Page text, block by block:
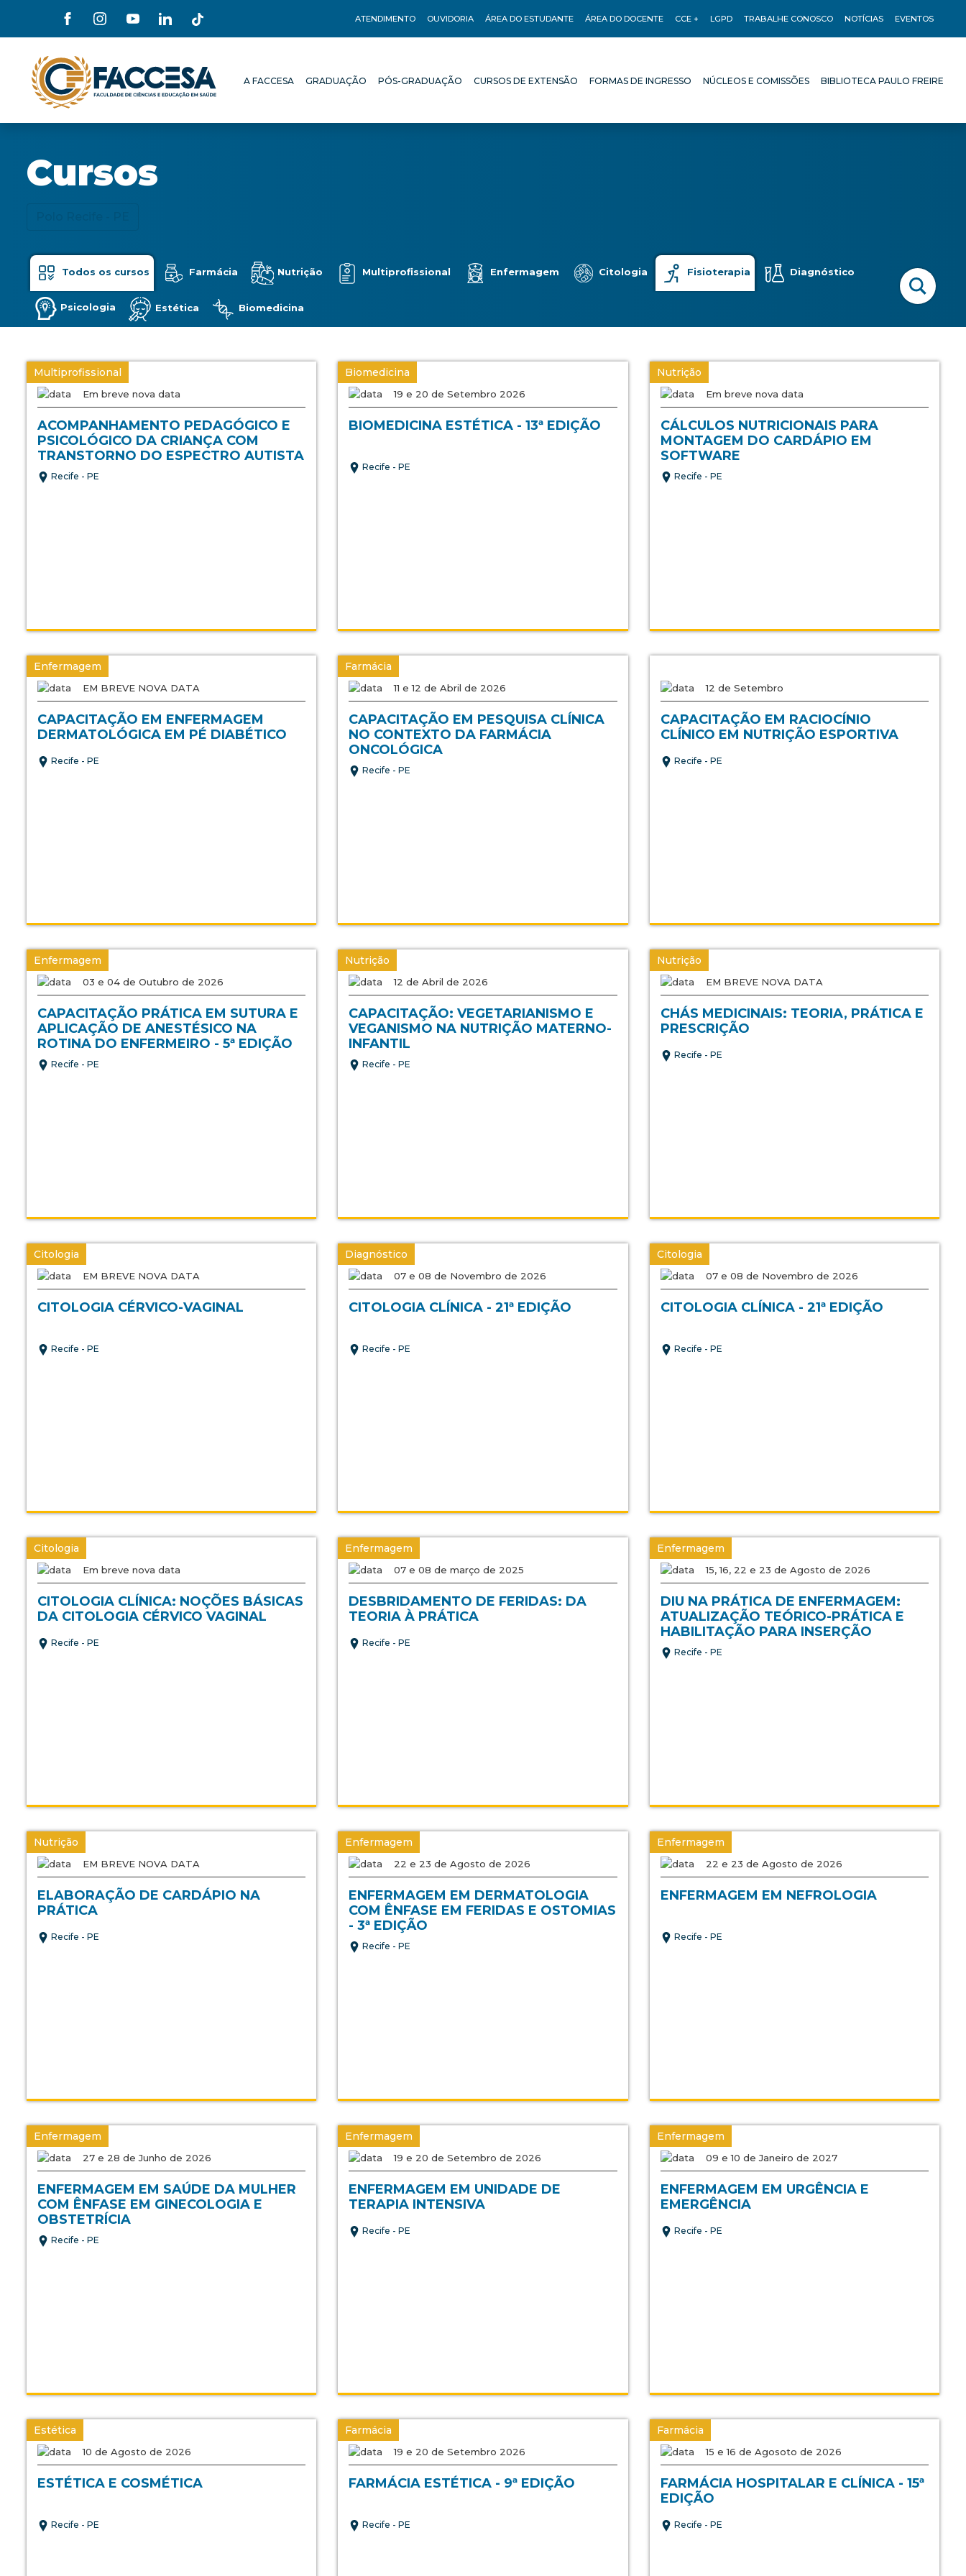
ATENDIMENTO OUVIDORIA ÁREA DO ESTUDANTE ÁREA DO DOCENTE CCE + LGPD TRABALHE CONOSCO NOTÍCIAS EVENTOS
A FACCESA
GRADUAÇÃO
PÓS-GRADUAÇÃO
CURSOS DE EXTENSÃO
FORMAS DE INGRESSO
NÚCLEOS E COMISSÕES
BIBLIOTECA PAULO FREIRE
Cursos
Todos os cursos Farmácia Nutrição Multiprofissional Enfermagem Citologia Fisioterapia Diagnóstico
Psicologia Estética Biomedicina
Multiprofissional
Em breve nova data
ACOMPANHAMENTO PEDAGÓGICO E
PSICOLÓGICO DA CRIANÇA COM
TRANSTORNO DO ESPECTRO AUTISTA
Recife - PE
Biomedicina
19 e 20 de Setembro 2026
BIOMEDICINA ESTÉTICA - 13ª EDIÇÃO
Recife - PE
Nutrição
Em breve nova data
CÁLCULOS NUTRICIONAIS PARA
MONTAGEM DO CARDÁPIO EM
SOFTWARE
Recife - PE
Enfermagem
EM BREVE NOVA DATA
CAPACITAÇÃO EM ENFERMAGEM
DERMATOLÓGICA EM PÉ DIABÉTICO
Recife - PE
Farmácia
11 e 12 de Abril de 2026
CAPACITAÇÃO EM PESQUISA CLÍNICA
NO CONTEXTO DA FARMÁCIA
ONCOLÓGICA
Recife - PE
12 de Setembro
CAPACITAÇÃO EM RACIOCÍNIO
CLÍNICO EM NUTRIÇÃO ESPORTIVA
Recife - PE
Enfermagem
03 e 04 de Outubro de 2026
CAPACITAÇÃO PRÁTICA EM SUTURA E
APLICAÇÃO DE ANESTÉSICO NA
ROTINA DO ENFERMEIRO - 5ª EDIÇÃO
Recife - PE
Nutrição
12 de Abril de 2026
CAPACITAÇÃO: VEGETARIANISMO E
VEGANISMO NA NUTRIÇÃO MATERNO-
INFANTIL
Recife - PE
Nutrição
EM BREVE NOVA DATA
CHÁS MEDICINAIS: TEORIA, PRÁTICA E
PRESCRIÇÃO
Recife - PE
Citologia
EM BREVE NOVA DATA
CITOLOGIA CÉRVICO-VAGINAL
Recife - PE
Diagnóstico
07 e 08 de Novembro de 2026
CITOLOGIA CLÍNICA - 21ª EDIÇÃO
Recife - PE
Citologia
07 e 08 de Novembro de 2026
CITOLOGIA CLÍNICA - 21ª EDIÇÃO
Recife - PE
Citologia
Em breve nova data
CITOLOGIA CLÍNICA: NOÇÕES BÁSICAS
DA CITOLOGIA CÉRVICO VAGINAL
Recife - PE
Enfermagem
07 e 08 de março de 2025
DESBRIDAMENTO DE FERIDAS: DA
TEORIA À PRÁTICA
Recife - PE
Enfermagem
15, 16, 22 e 23 de Agosto de 2026
DIU NA PRÁTICA DE ENFERMAGEM:
ATUALIZAÇÃO TEÓRICO-PRÁTICA E
HABILITAÇÃO PARA INSERÇÃO
Recife - PE
Nutrição
EM BREVE NOVA DATA
ELABORAÇÃO DE CARDÁPIO NA
PRÁTICA
Recife - PE
Enfermagem
22 e 23 de Agosto de 2026
ENFERMAGEM EM DERMATOLOGIA
COM ÊNFASE EM FERIDAS E OSTOMIAS
- 3ª EDIÇÃO
Recife - PE
Enfermagem
22 e 23 de Agosto de 2026
ENFERMAGEM EM NEFROLOGIA
Recife - PE
Enfermagem
27 e 28 de Junho de 2026
ENFERMAGEM EM SAÚDE DA MULHER
COM ÊNFASE EM GINECOLOGIA E
OBSTETRÍCIA
Recife - PE
Enfermagem
19 e 20 de Setembro de 2026
ENFERMAGEM EM UNIDADE DE
TERAPIA INTENSIVA
Recife - PE
Enfermagem
09 e 10 de Janeiro de 2027
ENFERMAGEM EM URGÊNCIA E
EMERGÊNCIA
Recife - PE
Estética
10 de Agosto de 2026
ESTÉTICA E COSMÉTICA
Recife - PE
Farmácia
19 e 20 de Setembro 2026
FARMÁCIA ESTÉTICA - 9ª EDIÇÃO
Recife - PE
Farmácia
15 e 16 de Agosoto de 2026
FARMÁCIA HOSPITALAR E CLÍNICA - 15ª
EDIÇÃO
Recife - PE